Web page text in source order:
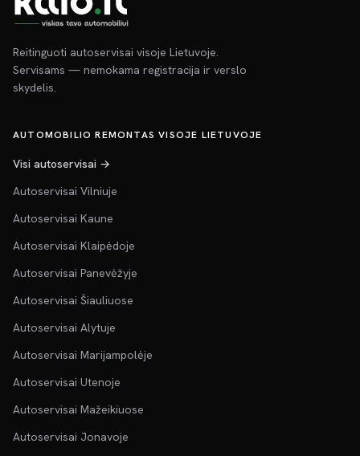
Reitinguoti autoservisai visoje Lietuvoje.
Servisams — nemokama registracija ir verslo
skydelis.
AUTOMOBILIO REMONTAS VISOJE LIETUVOJE
Visi autoservisai →
Autoservisai Vilniuje
Autoservisai Kaune
Autoservisai Klaipėdoje
Autoservisai Panevėžyje
Autoservisai Šiauliuose
Autoservisai Alytuje
Autoservisai Marijampolėje
Autoservisai Utenoje
Autoservisai Mažeikiuose
Autoservisai Jonavoje